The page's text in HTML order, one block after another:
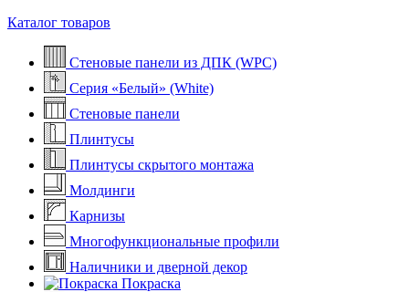
Каталог товаров
Стеновые панели из ДПК (WPC)
Серия «Белый» (White)
Стеновые панели
Плинтусы
Плинтусы скрытого монтажа
Молдинги
Карнизы
Многофункциональные профили
Наличники и дверной декор
Покраска